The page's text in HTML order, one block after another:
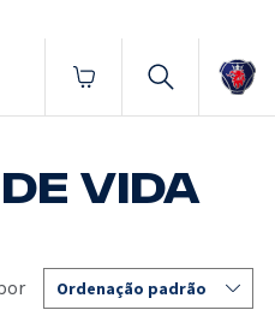
VIDA